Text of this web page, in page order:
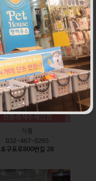
식품
032-468-6024
구월로276번길 29
전통즉석수제강정
식품
032-467-0265
호구포로800번길 28